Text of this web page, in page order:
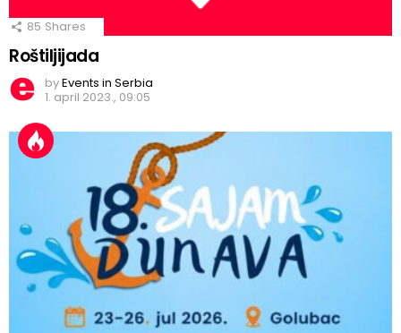
85 Shares
Roštiljijada
byEvents in Serbia
1. april 2023., 09:05